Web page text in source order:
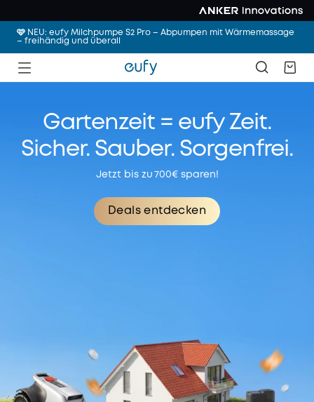
🩷 NEU: eufy Milchpumpe S2 Pro – Abpumpen mit Wärmemassage
– freihändig und überall
Gartenzeit = eufy Zeit.
Sicher. Sauber. Sorgenfrei.
Jetzt bis zu 700€ sparen!
Deals entdecken